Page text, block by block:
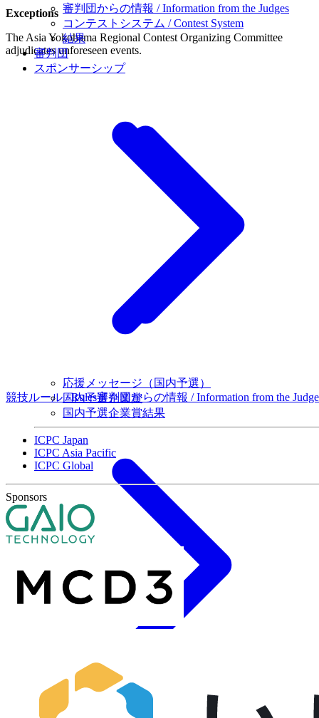
審判団からの情報 / Information from the Judges
コンテストシステム / Contest System
結果
審判団
スポンサーシップ
応援メッセージ（国内予選）
国内予選企業賞
国内予選企業賞結果
ICPC Japan
ICPC Asia Pacific
ICPC Global
Sponsors
Exceptions
The Asia Yokohama Regional Contest Organizing Committee
adjudicates unforeseen events.
競技ルール / Rules審判団からの情報 / Information from the